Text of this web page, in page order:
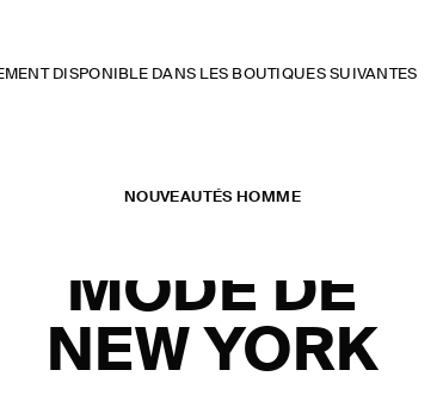
DISPONIBLE DANS LES BOUTIQUES SUIVANTES
NOUVEAUTÉS HOMME
DÉFILE
SEMAINE
MODE DE
NEW YORK